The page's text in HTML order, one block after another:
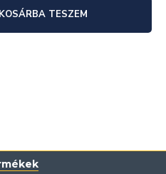
KOSÁRBA TESZEM